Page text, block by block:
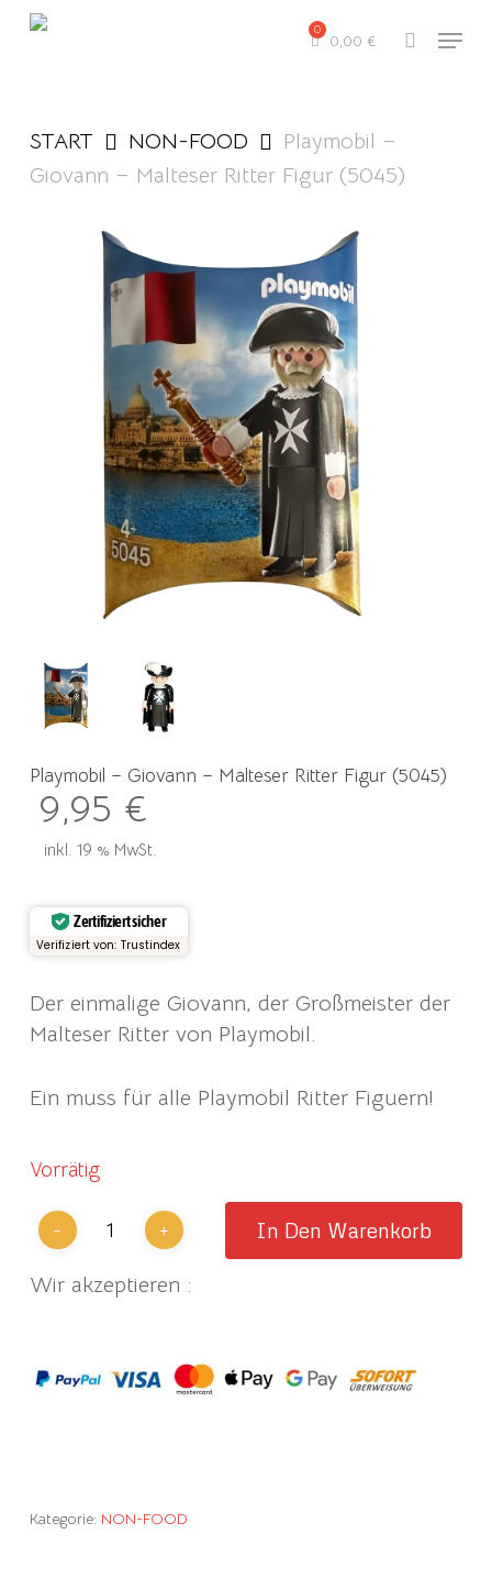
Skip
0,00 € search
Menu
START NON-FOOD
Playmobil –
Giovann – Malteser Ritter Figur (5045)
Playmobil – Giovann – Malteser Ritter Figur (5045)
9,95 €
inkl. 19 % MwSt.
Zertifiziert sicher
Verifiziert von: Trustindex
Der einmalige Giovann, der Großmeister der
Malteser Ritter von Playmobil.
Ein muss für alle Playmobil Ritter Figuern!
Vorrätig
In Den Warenkorb
Wir akzeptieren :
Kategorie: NON-FOOD